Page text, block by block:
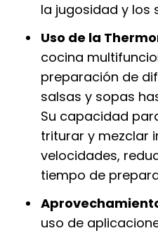
la jugosidad y los
Uso de la
cocina
preparación de
salsas y sopas
Su capacidad
triturar y mezclar
velocidades,
tiempo de
uso de